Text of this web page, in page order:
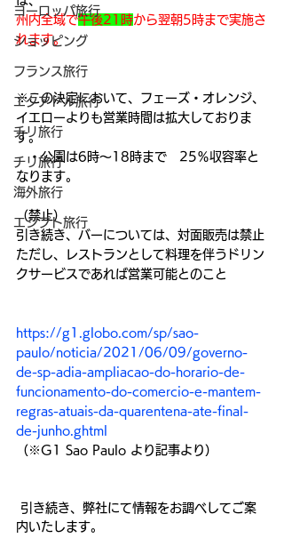
ヨーロッパ旅行
ショッピング
フランス旅行
エクアドル旅行
チリ旅行
チリ旅行
海外旅行
エジプト旅行
州内全域で午後21時から翌朝5時まで実施さ
れます。
※この決定において、フェーズ・オレンジ、
イエローよりも営業時間は拡大しておりま
す。
・公園は6時～18時まで　25％収容率と
なります。
（禁止）
引き続き、バーについては、対面販売は禁止
ただし、レストランとして料理を伴うドリン
クサービスであれば営業可能とのこと
https://g1.globo.com/sp/sao-
paulo/noticia/2021/06/09/governo-
de-sp-adia-ampliacao-do-horario-de-
funcionamento-do-comercio-e-mantem-
regras-atuais-da-quarentena-ate-final-
de-junho.ghtml
（※G1 Sao Paulo より記事より）
内いたします。